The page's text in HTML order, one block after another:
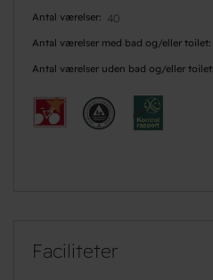
Antal værelser 40
Antal værelser med bad og/eller toilet
Antal værelser uden bad og/eller toilet
Faciliteter